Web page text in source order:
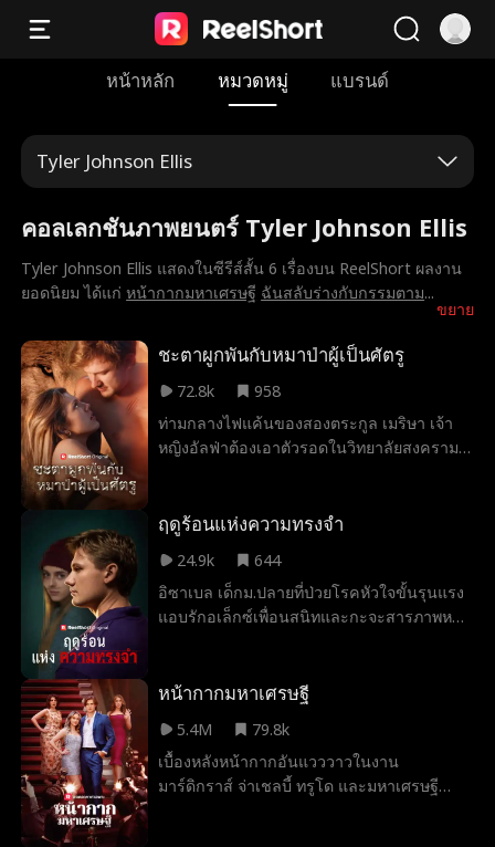
หน้าหลัก หมวดหมู่ แบรนด์
Tyler Johnson Ellis
คอลเลกชันภาพยนตร์ Tyler Johnson Ellis
ขยาย
Tyler Johnson Ellis แสดงในซีรีส์สั้น 6 เรื่องบน ReelShort ผลงาน
ยอดนิยม ได้แก่หน้ากากมหาเศรษฐี ฉันสลับร่างกับกรรมตาม...
ชะตาผูกพันกับหมาป่าผู้เป็นศัตรู
72.8k
958
ท่ามกลางไฟแค้นของสองตระกูล เมริษา เจ้า
หญิงอัลฟ่าต้องเอาตัวรอดในวิทยาลัยสงคราม
ปรารถนา จึงกลายเป็นเพียงคนเดียวที่จะช่วย
ฤดูร้อนแห่งความทรงจำ
24.9k
644
อิซาเบล เด็กม.ปลายที่ป่วยโรคหัวใจขั้นรุนแรง
แอบรักอเล็กซ์เพื่อนสนิทและกะจะสารภาพหลัง
เธอ สิบปีต่อมา อเล็กซ์พบบันทึกวิดีโอที่อิซาเบล
ของเขาไปทั้งใบ
หน้ากากมหาเศรษฐี
5.4M
79.8k
เบื้องหลังหน้ากากอันแวววาวในงาน
มาร์ดิกราส์ จ่าเชลบี้ ทรูโด และมหาเศรษฐี